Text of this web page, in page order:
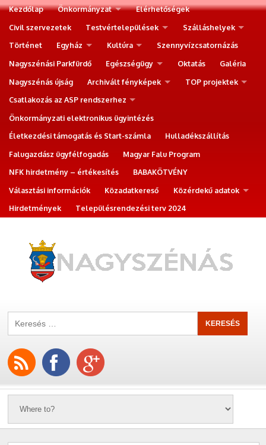
Kezdőlap Önkormányzat
Elérhetőségek
Civil szervezetek
Testvértelepülések
Szálláshelyek
Történet
Egyház Kultúra
Szennyvízcsatornázás
Nagyszénási Parkfürdő
Egészségügy Oktatás
Galéria
Nagyszénás újság
Archivált fényképek
TOP projektek
Csatlakozás az ASP rendszerhez
Önkormányzati elektronikus ügyintézés
Életkezdési támogatás és Start-számla
Hulladékszállítás
Falugazdász ügyfélfogadás
Magyar Falu Program
NFK hirdetmény – értékesítés
BABAKÖTVÉNY
Választási információk
Közadatkereső
Közérdekű adatok
Hirdetmények
Településrendezési terv 2024